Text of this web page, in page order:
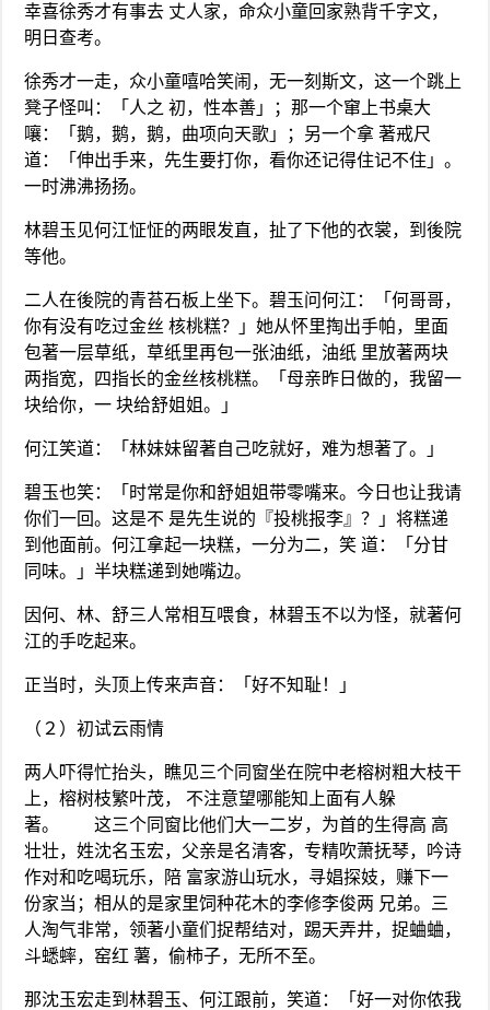
幸喜徐秀才有事去 丈人家，命众小童回家熟背千字文，
明日查考。
徐秀才一走，众小童嘻哈笑闹，无一刻斯文，这一个跳上
凳子怪叫：「人之 初，性本善」；那一个窜上书桌大
嚷：「鹅，鹅，鹅，曲项向天歌」；另一个拿 著戒尺
道：「伸出手来，先生要打你，看你还记得住记不住」。
一时沸沸扬扬。
林碧玉见何江怔怔的两眼发直，扯了下他的衣裳，到後院
等他。
二人在後院的青苔石板上坐下。碧玉问何江：「何哥哥，
你有没有吃过金丝 核桃糕？」她从怀里掏出手帕，里面
包著一层草纸，草纸里再包一张油纸，油纸 里放著两块
两指宽，四指长的金丝核桃糕。「母亲昨日做的，我留一
块给你，一 块给舒姐姐。」
何江笑道：「林妹妹留著自己吃就好，难为想著了。」
碧玉也笑：「时常是你和舒姐姐带零嘴来。今日也让我请
你们一回。这是不 是先生说的『投桃报李』？」将糕递
到他面前。何江拿起一块糕，一分为二，笑 道：「分甘
同味。」半块糕递到她嘴边。
因何、林、舒三人常相互喂食，林碧玉不以为怪，就著何
江的手吃起来。
正当时，头顶上传来声音：「好不知耻！」
（２）初试云雨情
两人吓得忙抬头，瞧见三个同窗坐在院中老榕树粗大枝干
上，榕树枝繁叶茂， 不注意望哪能知上面有人躲
著。 这三个同窗比他们大一二岁，为首的生得高 高
壮壮，姓沈名玉宏，父亲是名清客，专精吹萧抚琴，吟诗
作对和吃喝玩乐，陪 富家游山玩水，寻娼探妓，赚下一
份家当；相从的是家里饲种花木的李修李俊两 兄弟。三
人淘气非常，领著小童们捉帮结对，踢天弄井，捉蛐蛐，
斗蟋蟀，窑红 薯，偷柿子，无所不至。
那沈玉宏走到林碧玉、何江跟前，笑道：「好一对你侬我